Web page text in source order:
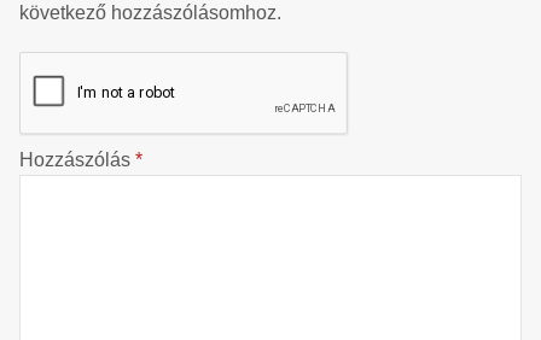
következő hozzászólásomhoz.
Hozzászólás *